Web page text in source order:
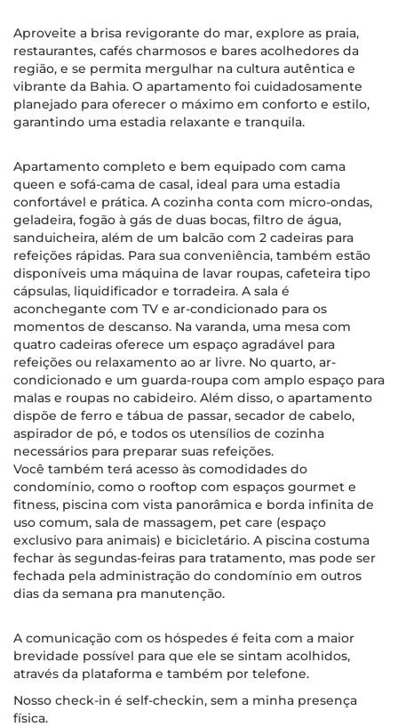
Aproveite a brisa revigorante do mar, explore as praia,
restaurantes, cafés charmosos e bares acolhedores da
região, e se permita mergulhar na cultura autêntica e
vibrante da Bahia. O apartamento foi cuidadosamente
planejado para oferecer o máximo em conforto e estilo,
garantindo uma estadia relaxante e tranquila.
Apartamento completo e bem equipado com cama
queen e sofá-cama de casal, ideal para uma estadia
confortável e prática. A cozinha conta com micro-ondas,
geladeira, fogão à gás de duas bocas, filtro de água,
sanduicheira, além de um balcão com 2 cadeiras para
refeições rápidas. Para sua conveniência, também estão
disponíveis uma máquina de lavar roupas, cafeteira tipo
cápsulas, liquidificador e torradeira. A sala é
aconchegante com TV e ar-condicionado para os
momentos de descanso. Na varanda, uma mesa com
quatro cadeiras oferece um espaço agradável para
refeições ou relaxamento ao ar livre. No quarto, ar-
condicionado e um guarda-roupa com amplo espaço para
malas e roupas no cabideiro. Além disso, o apartamento
dispõe de ferro e tábua de passar, secador de cabelo,
aspirador de pó, e todos os utensílios de cozinha
necessários para preparar suas refeições.
Você também terá acesso às comodidades do
condomínio, como o rooftop com espaços gourmet e
fitness, piscina com vista panorâmica e borda infinita de
uso comum, sala de massagem, pet care (espaço
exclusivo para animais) e bicicletário. A piscina costuma
fechar às segundas-feiras para tratamento, mas pode ser
fechada pela administração do condomínio em outros
dias da semana pra manutenção.
A comunicação com os hóspedes é feita com a maior
brevidade possível para que ele se sintam acolhidos,
através da plataforma e também por telefone.
Nosso check-in é self-checkin, sem a minha presença
física.